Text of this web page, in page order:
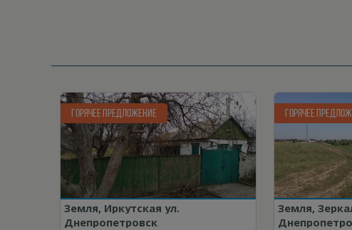
ГОРЯЧЕЕ ПРЕДЛОЖЕНИЕ
Земля, Иркутская ул.
Днепропетровск
ГОРЯЧЕЕ
Земля,